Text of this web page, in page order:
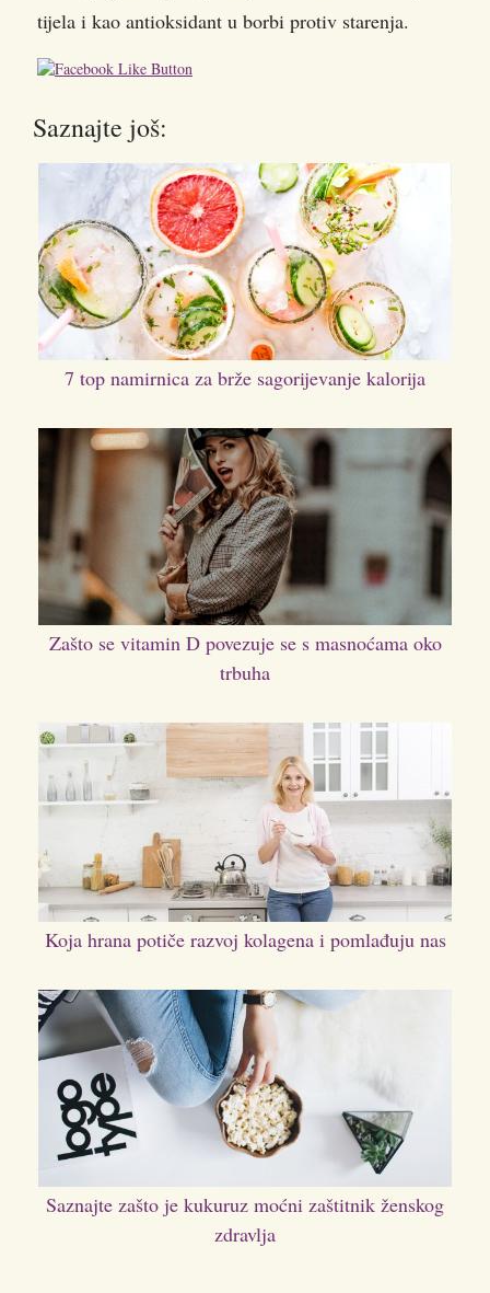
tijela i kao antioksidant u borbi protiv starenja.
Saznajte još:
7 top namirnica za brže sagorijevanje kalorija
Zašto se vitamin D povezuje se s masnoćama oko
trbuha
Koja hrana potiče razvoj kolagena i pomlađuju nas
Saznajte zašto je kukuruz moćni zaštitnik ženskog
zdravlja